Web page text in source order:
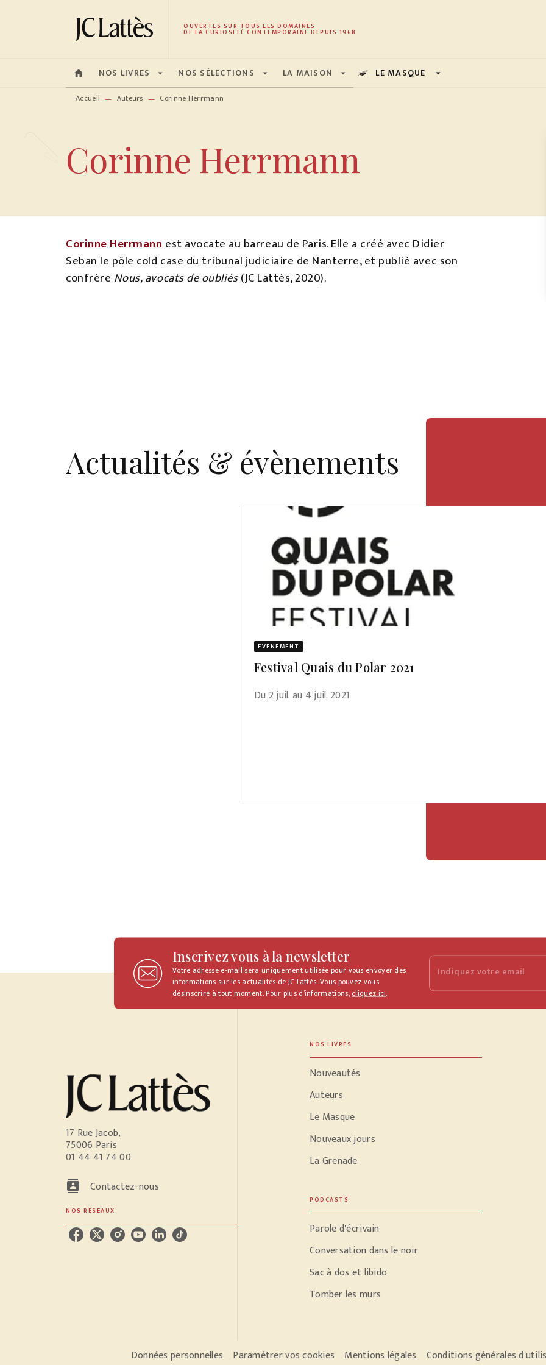
MENU RECHERCHE CONTENU PIED DE PAGE
OUVERTES SUR TOUS LES DOMAINES
DE LA CURIOSITÉ CONTEMPORAINE DEPUIS 1968
home NOS LIVRES arrow_drop_down NOS SÉLECTIONS arrow_drop_down LA MAISON arrow_drop_down LE MASQUE arrow_drop_down
Accueil — Auteurs — Corinne Herrmann
Corinne Herrmann
Corinne Herrmann est avocate au barreau de Paris. Elle a créé avec Didier
Seban le pôle cold case du tribunal judiciaire de Nanterre, et publié avec son
confrère Nous, avocats de oubliés(JC Lattès, 2020).
Actualités & évènements
ÉVÈNEMENT
Festival Quais du Polar 2021
Du 2 juil. au 4 juil. 2021
Inscrivez vous à la newsletter
Votre adresse e-mail sera uniquement utilisée pour vous envoyer des
informations sur les actualités de JC Lattès. Vous pouvez vous
désinscrire à tout moment. Pour plus d’informations,cliquez ici.
Indiquez votre email
17 Rue Jacob,
75006 Paris
01 44 41 74 00
contacts Contactez-nous
NOS RÉSEAUX
NOS LIVRES
Nouveautés
Auteurs
Le Masque
Nouveaux jours
La Grenade
PODCASTS
Parole d'écrivain
Conversation dans le noir
Sac à dos et libido
Tomber les murs
Données personnelles Paramétrer vos cookies Mentions légales Conditions générales